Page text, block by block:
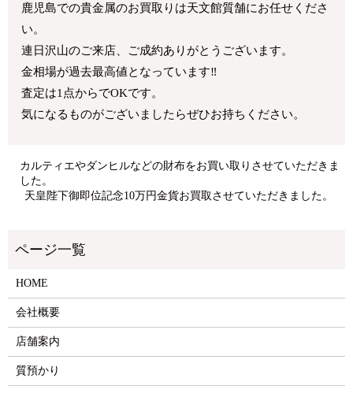
鹿児島での貴金属のお買取りは天文館質舗にお任せくださ
い。
連日沢山のご来店、ご成約ありがとうございます。
金相場が過去最高値となっています‼
査定は1点からでOKです。
気になるものがございましたらぜひお持ちください。
カルティエやダンヒルなどの財布をお買い取りさせていただきま
した。
天皇陛下御即位記念10万円金貨お買取させていただきました。
HOME
会社概要
店舗案内
質預かり